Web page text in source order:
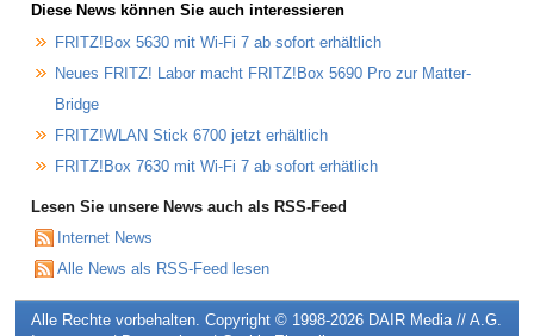
Diese News können Sie auch interessieren
FRITZ!Box 5630 mit Wi-Fi 7 ab sofort erhältlich
Neues FRITZ! Labor macht FRITZ!Box 5690 Pro zur Matter-
Bridge
FRITZ!WLAN Stick 6700 jetzt erhältlich
FRITZ!Box 7630 mit Wi-Fi 7 ab sofort erhätlich
Lesen Sie unsere News auch als RSS-Feed
Internet News
Alle News als RSS-Feed lesen
Alle Rechte vorbehalten. Copyright © 1998-2026 DAIR Media // A.G.